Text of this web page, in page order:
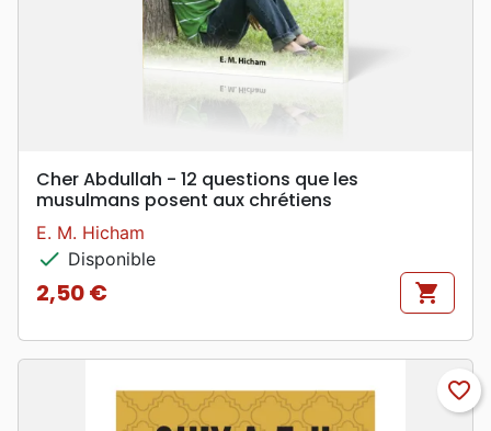
Cher Abdullah - 12 questions que les
musulmans posent aux chrétiens
E. M. Hicham
check Disponible
Prix
2,50 € shopping_cart
favorite_border